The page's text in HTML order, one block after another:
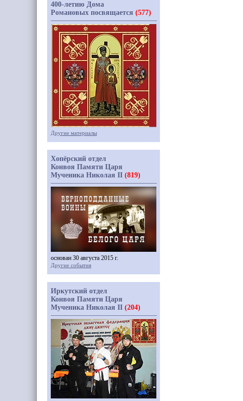
400-летию Дома
Романовых посвящается (577)
Другие материалы
Хопёрский отдел
Конвоя Памяти Царя
Мученика Николая II (819)
основан 30 августа 2015 г.
Другие события
Иркутский отдел
Конвоя Памяти Царя
Мученика Николая II (204)